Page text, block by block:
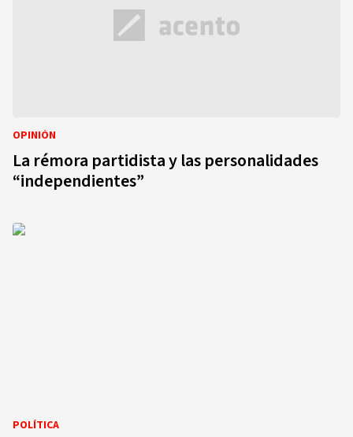
OPINIÓN
La rémora partidista y las personalidades
“independientes”
POLÍTICA